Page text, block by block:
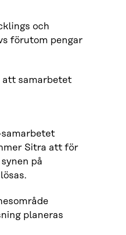
och
förutom pengar
att samarbetet
Sitra att för
på
planeras